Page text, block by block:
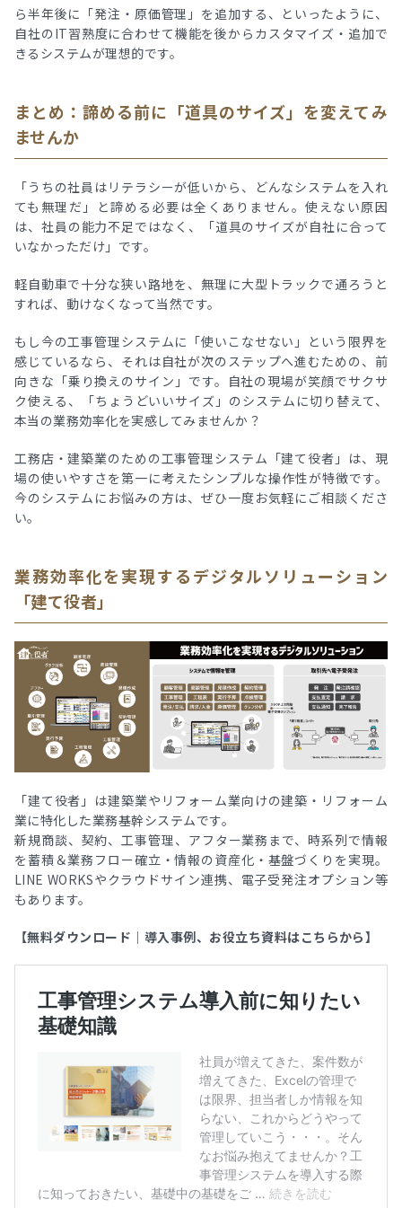
ら半年後に「発注・原価管理」を追加する、といったように、
自社のIT習熟度に合わせて機能を後からカスタマイズ・追加で
きるシステムが理想的です。
まとめ：諦める前に「道具のサイズ」を変えてみ
ませんか
「うちの社員はリテラシーが低いから、どんなシステムを入れ
ても無理だ」と諦める必要は全くありません。使えない原因
は、社員の能力不足ではなく、「道具のサイズが自社に合って
いなかっただけ」です。
軽自動車で十分な狭い路地を、無理に大型トラックで通ろうと
すれば、動けなくなって当然です。
もし今の工事管理システムに「使いこなせない」という限界を
感じているなら、それは自社が次のステップへ進むための、前
向きな「乗り換えのサイン」です。自社の現場が笑顔でサクサ
ク使える、「ちょうどいいサイズ」のシステムに切り替えて、
本当の業務効率化を実感してみませんか？
工務店・建築業のための工事管理システム「建て役者」は、現
場の使いやすさを第一に考えたシンプルな操作性が特徴です。
今のシステムにお悩みの方は、ぜひ一度お気軽にご相談くださ
い。
業務効率化を実現するデジタルソリューション
「建て役者」
「建て役者」は建築業やリフォーム業向けの建築・リフォーム
業に特化した業務基幹システムです。
新規商談、契約、工事管理、アフター業務まで、時系列で情報
を蓄積＆業務フロー確立・情報の資産化・基盤づくりを実現。
LINE WORKSやクラウドサイン連携、電子受発注オプション等
もあります。
【無料ダウンロード｜導入事例、お役立ち資料はこちらから】